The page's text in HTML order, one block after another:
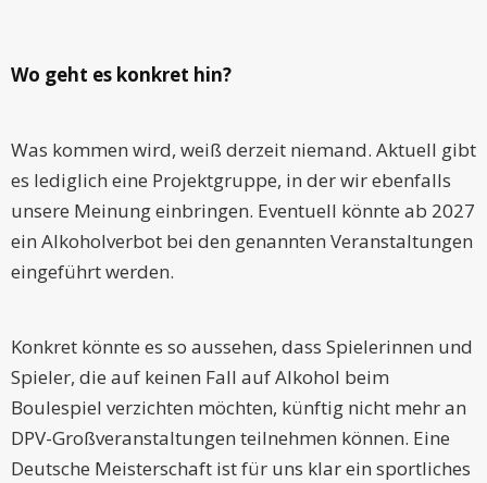
Wo geht es konkret hin?
Was kommen wird, weiß derzeit niemand. Aktuell gibt
es lediglich eine Projektgruppe, in der wir ebenfalls
unsere Meinung einbringen. Eventuell könnte ab 2027
ein Alkoholverbot bei den genannten Veranstaltungen
eingeführt werden.
Konkret könnte es so aussehen, dass Spielerinnen und
Spieler, die auf keinen Fall auf Alkohol beim
Boulespiel verzichten möchten, künftig nicht mehr an
DPV-Großveranstaltungen teilnehmen können. Eine
Deutsche Meisterschaft ist für uns klar ein sportliches